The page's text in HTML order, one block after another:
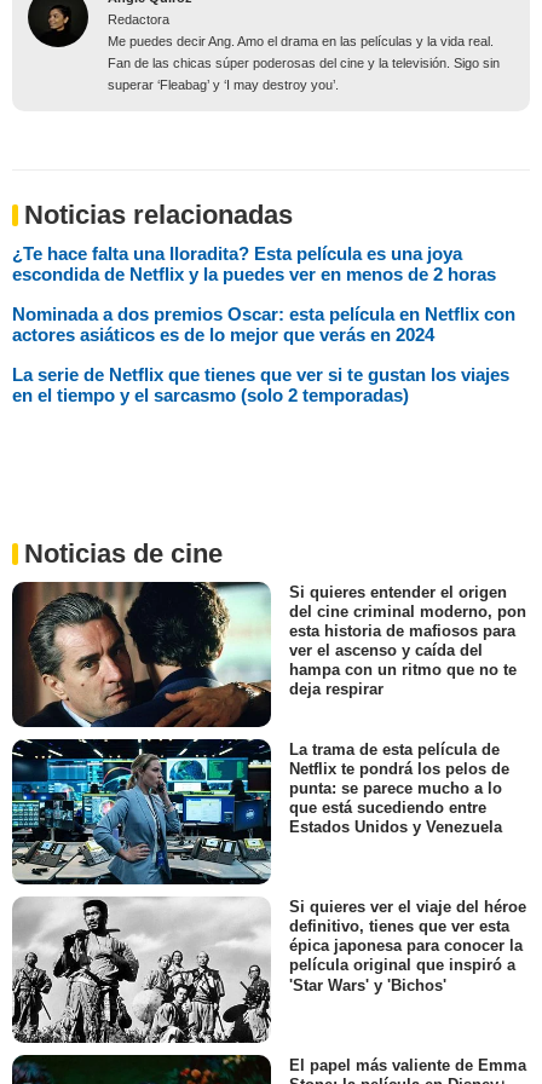
Redactora
Me puedes decir Ang. Amo el drama en las películas y la vida real.
Fan de las chicas súper poderosas del cine y la televisión. Sigo sin
superar ‘Fleabag’ y ‘I may destroy you’.
Noticias relacionadas
¿Te hace falta una lloradita? Esta película es una joya
escondida de Netflix y la puedes ver en menos de 2 horas
Nominada a dos premios Oscar: esta película en Netflix con
actores asiáticos es de lo mejor que verás en 2024
La serie de Netflix que tienes que ver si te gustan los viajes
en el tiempo y el sarcasmo (solo 2 temporadas)
Noticias de cine
Si quieres entender el origen
del cine criminal moderno, pon
esta historia de mafiosos para
ver el ascenso y caída del
hampa con un ritmo que no te
deja respirar
La trama de esta película de
Netflix te pondrá los pelos de
punta: se parece mucho a lo
que está sucediendo entre
Estados Unidos y Venezuela
Si quieres ver el viaje del héroe
definitivo, tienes que ver esta
épica japonesa para conocer la
película original que inspiró a
'Star Wars' y 'Bichos'
El papel más valiente de Emma